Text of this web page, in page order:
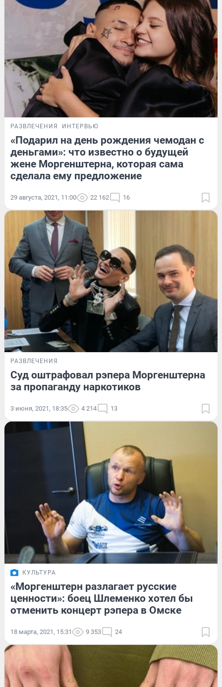
РАЗВЛЕЧЕНИЯ ИНТЕРВЬЮ
«Подарил на день рождения чемодан с
деньгами»: что известно о будущей
жене Моргенштерна, которая сама
сделала ему предложение
29 августа, 2021, 11:00 22 162 16
РАЗВЛЕЧЕНИЯ
Суд оштрафовал рэпера Моргенштерна
за пропаганду наркотиков
3 июня, 2021, 18:35 4 214 13
КУЛЬТУРА
«Моргенштерн разлагает русские
ценности»: боец Шлеменко хотел бы
отменить концерт рэпера в Омске
18 марта, 2021, 15:31 9 353 24